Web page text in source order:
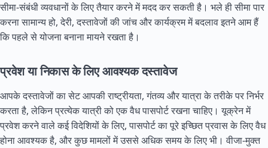
सीमा-संबंधी व्यवधानों के लिए तैयार करने में मदद कर सकती है। भले ही सीमा पार
करना सामान्य हो, देरी, दस्तावेजों की जांच और कार्यक्रम में बदलाव इतने आम हैं
कि पहले से योजना बनाना मायने रखता है।
प्रवेश या निकास के लिए आवश्यक दस्तावेज
आपके दस्तावेजों का सेट आपकी राष्ट्रीयता, गंतव्य और यात्रा के तरीके पर निर्भर
करता है, लेकिन प्रत्येक यात्री को एक वैध पासपोर्ट रखना चाहिए। यूक्रेन में
प्रवेश करने वाले कई विदेशियों के लिए, पासपोर्ट का पूरे इच्छित प्रवास के लिए वैध
होना आवश्यक है, और कुछ मामलों में उससे अधिक समय के लिए भी। वीजा-मुक्त